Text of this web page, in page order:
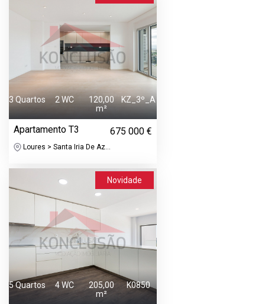
3 Quartos 2 WC
120,00
m²
KZ_3º_A
Apartamento T3 675 000 €
Loures > Santa Iria De Az...
Novidade
5 Quartos 4 WC
205,00
m²
K0850